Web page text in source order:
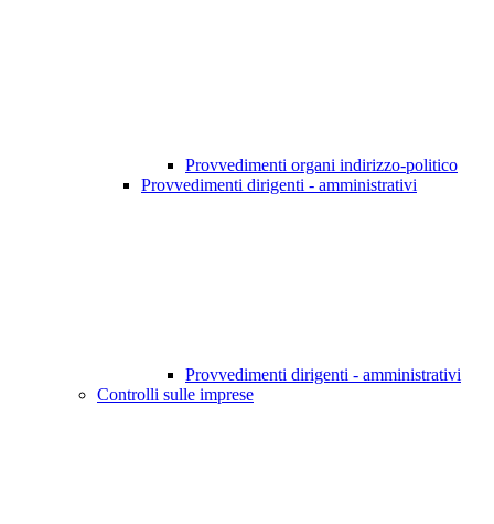
Provvedimenti organi indirizzo-politico
Provvedimenti dirigenti - amministrativi
Provvedimenti dirigenti - amministrativi
Controlli sulle imprese